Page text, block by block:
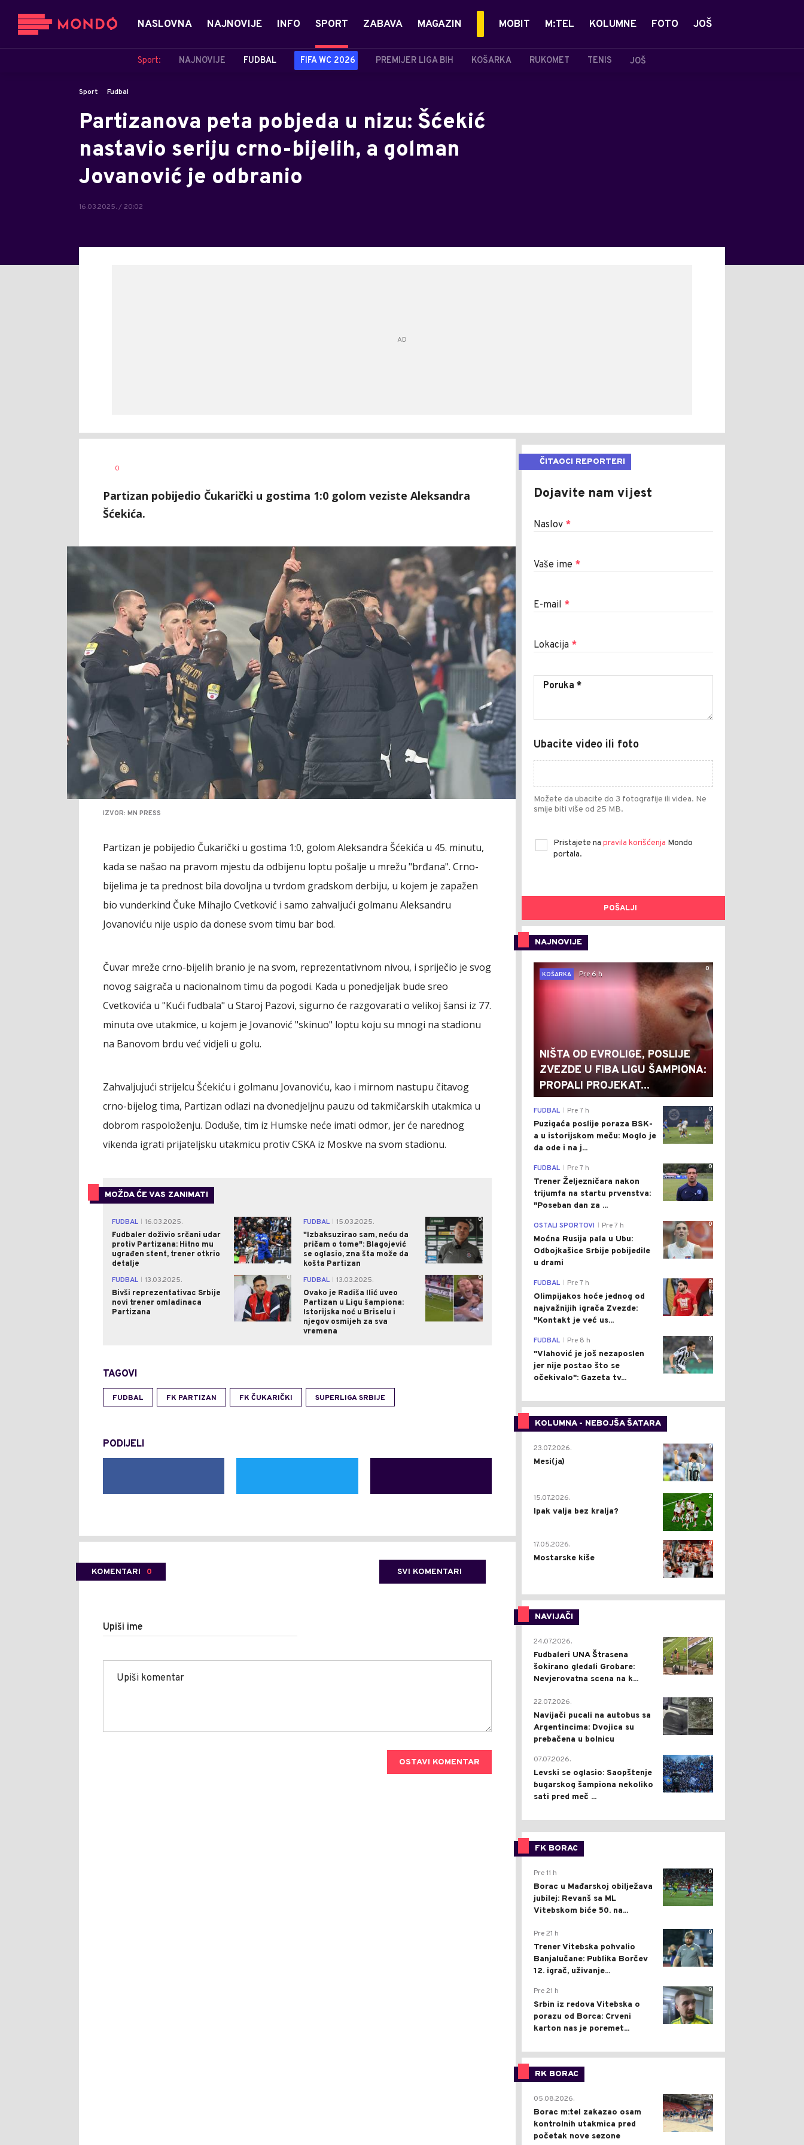
NASLOVNA NAJNOVIJE INFO SPORT
Sport: NAJNOVIJE FUDBAL FIFA WC 2026 PREMIJER LIGA BIH KOŠARKA RUKOMET TENIS JOŠ
ZABAVA MAGAZIN MOBIT M:TEL KOLUMNE FOTO JOŠ
Sport Fudbal
Partizanova peta pobjeda u nizu: Šćekić
nastavio seriju crno-bijelih, a golman
Jovanović je odbranio
16.03.2025. / 20:02
AUTOR
0
Partizan pobijedio Čukarički u gostima 1:0 golom veziste Aleksandra
Šćekića.
IZVOR: MN PRESS
Partizan je pobijedio Čukarički u gostima 1:0, golom Aleksandra Šćekića u 45. minutu,
kada se našao na pravom mjestu da odbijenu loptu pošalje u mrežu "brđana". Crno-
bijelima je ta prednost bila dovoljna u tvrdom gradskom derbiju, u kojem je zapažen
bio vunderkind Čuke Mihajlo Cvetković i samo zahvaljući golmanu Aleksandru
Jovanoviću nije uspio da donese svom timu bar bod.
Čuvar mreže crno-bijelih branio je na svom, reprezentativnom nivou, i spriječio je svog
novog saigrača u nacionalnom timu da pogodi. Kada u ponedjeljak bude sreo
Cvetkovića u "Kući fudbala" u Staroj Pazovi, sigurno će razgovarati o velikoj šansi iz 77.
minuta ove utakmice, u kojem je Jovanović "skinuo" loptu koju su mnogi na stadionu
na Banovom brdu već vidjeli u golu.
Zahvaljujući strijelcu Šćekiću i golmanu Jovanoviću, kao i mirnom nastupu čitavog
crno-bijelog tima, Partizan odlazi na dvonedjeljnu pauzu od takmičarskih utakmica u
dobrom raspoloženju. Doduše, tim iz Humske neće imati odmor, jer će narednog
vikenda igrati prijateljsku utakmicu protiv CSKA iz Moskve na svom stadionu.
MOŽDA ĆE VAS ZANIMATI
FUDBAL
16.03.2025.
Fudbaler doživio srčani udar
protiv Partizana: Hitno mu
ugrađen stent, trener otkrio
detalje
0 FUDBAL
15.03.2025.
"Izbaksuzirao sam, neću da
pričam o tome": Blagojević
se oglasio, zna šta može da
košta Partizan
0
FUDBAL
13.03.2025.
Bivši reprezentativac Srbije
novi trener omladinaca
Partizana
0 FUDBAL
13.03.2025.
Ovako je Radiša Ilić uveo
Partizan u Ligu šampiona:
Istorijska noć u Briselu i
njegov osmijeh za sva
vremena
0
TAGOVI
FUDBAL FK PARTIZAN FK ČUKARIČKI SUPERLIGA SRBIJE
PODIJELI
KOMENTARI 0 SVI KOMENTARI
Upiši ime
OSTAVI KOMENTAR
ČITAOCI REPORTERI
Dojavite nam vijest
Naslov *
Vaše ime *
E-mail *
Lokacija *
Ubacite video ili foto
Možete da ubacite do 3 fotografije ili videa. Ne
smije biti više od 25 MB.
Pristajete na pravila korišćenja Mondo
portala.
POŠALJI
NAJNOVIJE
0
KOŠARKA
Pre 6 h
NIŠTA OD EVROLIGE, POSLIJE
ZVEZDE U FIBA LIGU ŠAMPIONA:
PROPALI PROJEKAT...
0
FUDBAL Pre 7 h
Puzigaća poslije poraza BSK-
a u istorijskom meču: Moglo je
da ode i na j...
0
FUDBAL Pre 7 h
Trener Željezničara nakon
trijumfa na startu prvenstva:
"Poseban dan za ...
0
OSTALI SPORTOVI Pre 7 h
Moćna Rusija pala u Ubu:
Odbojkašice Srbije pobijedile
u drami
0
FUDBAL Pre 7 h
Olimpijakos hoće jednog od
najvažnijih igrača Zvezde:
"Kontakt je već us...
0
FUDBAL Pre 8 h
"Vlahović je još nezaposlen
jer nije postao što se
očekivalo": Gazeta tv...
KOLUMNA - NEBOJŠA ŠATARA
0
23.07.2026.
Mesi(ja)
2
15.07.2026.
Ipak valja bez kralja?
0
17.05.2026.
Mostarske kiše
NAVIJAČI
0
24.07.2026.
Fudbaleri UNA Štrasena
šokirano gledali Grobare:
Nevjerovatna scena na k...
0
22.07.2026.
Navijači pucali na autobus sa
Argentincima: Dvojica su
prebačena u bolnicu
1
07.07.2026.
Levski se oglasio: Saopštenje
bugarskog šampiona nekoliko
sati pred meč ...
FK BORAC
0
Pre 11 h
Borac u Mađarskoj obilježava
jubilej: Revanš sa ML
Vitebskom biće 50. na...
0
Pre 21 h
Trener Vitebska pohvalio
Banjalučane: Publika Borčev
12. igrač, uživanje...
0
Pre 21 h
Srbin iz redova Vitebska o
porazu od Borca: Crveni
karton nas je poremet...
RK BORAC
0
05.08.2026.
Borac m:tel zakazao osam
kontrolnih utakmica pred
početak nove sezone